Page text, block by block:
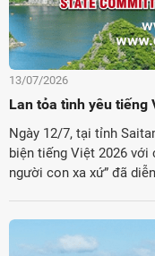
13/07/2026
Lan tỏa tình yêu
Ngày 12/7, tại tỉnh
biện tiếng Việt 2026 với
người con xa xứ” đã